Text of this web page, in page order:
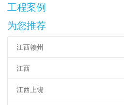
工程案例
为您推荐
江西赣州
江西
江西上饶